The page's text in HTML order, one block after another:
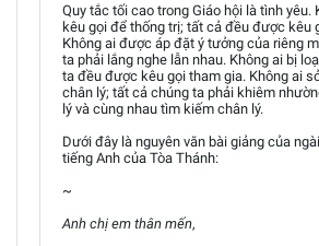
Quy tắc tối cao trong Giáo hội là tình yêu.
kêu gọi để thống trị; tất cả đều được kêu
Không ai được áp đặt ý tưởng của riêng
ta phải lắng nghe lẫn nhau. Không ai bị
ta đều được kêu gọi tham gia. Không ai
chân lý; tất cả chúng ta phải khiêm
lý và cùng nhau tìm kiếm chân lý.
Dưới đây là nguyên văn bài giảng của
tiếng Anh của Tòa Thánh:
~
Anh chị em thân mến,